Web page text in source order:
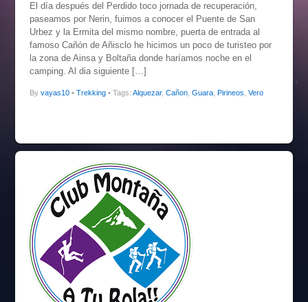
El día después del Perdido toco jornada de recuperación,
paseamos por Nerin, fuimos a conocer el Puente de San
Urbez y la Ermita del mismo nombre, puerta de entrada al
famoso Cañón de Añisclo he hicimos un poco de turisteo por
la zona de Ainsa y Boltaña donde haríamos noche en el
camping. Al dia siguiente […]
By vayas10• Trekking • Tags: Alquezar, Cañon, Guara, Pirineos Vero